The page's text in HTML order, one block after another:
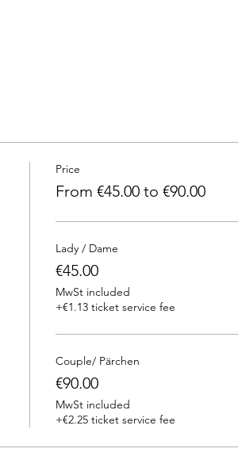
Price
From €45.00 to €90.00
Lady / Dame
€45.00
MwSt included
+€1.13 ticket service fee
Couple/ Pärchen
€90.00
MwSt included
+€2.25 ticket service fee